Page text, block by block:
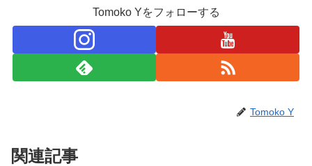
Tomoko Yをフォローする
Tomoko Y
関連記事